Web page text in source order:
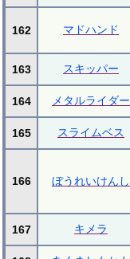
162 マドハンド
163 スキッパー
164 メタルライダー
165 スライムベス
166 ぼうれいけんし
167 キメラ